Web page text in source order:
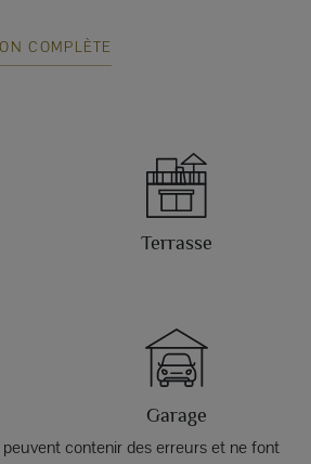
COMPLÈTE
Terrasse
Garage
contenir des erreurs et ne font